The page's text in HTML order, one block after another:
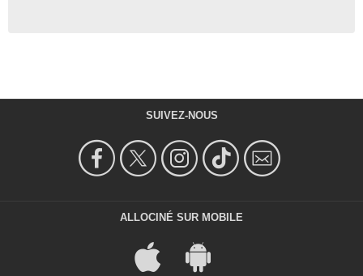
SUIVEZ-NOUS
ALLOCINÉ SUR MOBILE